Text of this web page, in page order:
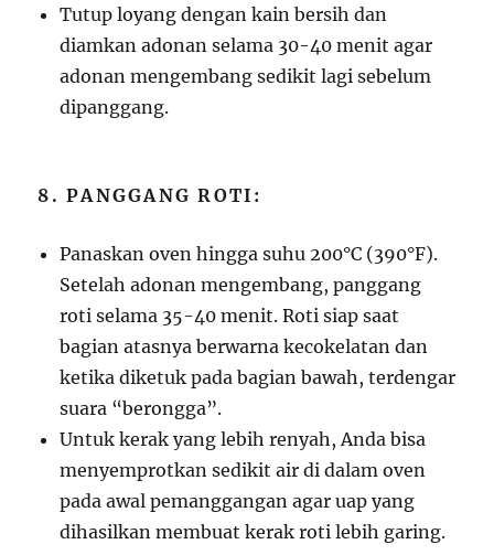
Tutup loyang dengan kain bersih dan
diamkan adonan selama 30-40 menit agar
adonan mengembang sedikit lagi sebelum
dipanggang.
8. PANGGANG ROTI:
Panaskan oven hingga suhu 200°C (390°F).
Setelah adonan mengembang, panggang
roti selama 35-40 menit. Roti siap saat
bagian atasnya berwarna kecokelatan dan
ketika diketuk pada bagian bawah, terdengar
suara “berongga”.
Untuk kerak yang lebih renyah, Anda bisa
menyemprotkan sedikit air di dalam oven
pada awal pemanggangan agar uap yang
dihasilkan membuat kerak roti lebih garing.